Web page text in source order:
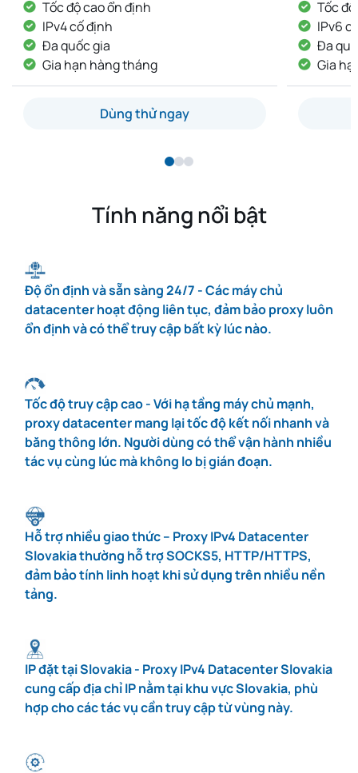
Tốc độ cao ổn định
IPv6 cố định
Đa quốc gia
Gia hạn hàng tháng
Dùng thử ngay
Tốc
IP
IP
Tính năng nổi bật
Độ ổn định và sẵn sàng 24/7 - Các máy chủ
datacenter hoạt động liên tục, đảm bảo proxy luôn
ổn định và có thể truy cập bất kỳ lúc nào.
Tốc độ truy cập cao - Với hạ tầng máy chủ mạnh,
proxy datacenter mang lại tốc độ kết nối nhanh và
băng thông lớn. Người dùng có thể vận hành nhiều
tác vụ cùng lúc mà không lo bị gián đoạn.
Hỗ trợ nhiều giao thức – Proxy IPv4 Datacenter
Slovakia thường hỗ trợ SOCKS5, HTTP/HTTPS,
đảm bảo tính linh hoạt khi sử dụng trên nhiều nền
tảng.
IP đặt tại Slovakia - Proxy IPv4 Datacenter Slovakia
cung cấp địa chỉ IP nằm tại khu vực Slovakia, phù
hợp cho các tác vụ cần truy cập từ vùng này.